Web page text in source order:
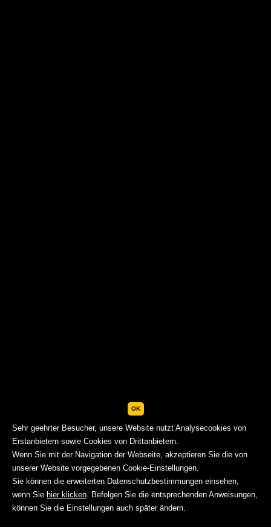
BUCHEN
OK
Sehr geehrter Besucher, unsere Website nutzt Analysecookies von
Erstanbietern sowie Cookies von Drittanbietern.
Wenn Sie mit der Navigation der Webseite, akzeptieren Sie die von
unserer Website vorgegebenen Cookie-Einstellungen.
Sie können die erweiterten Datenschutzbestimmungen einsehen,
wenn Sie hier klicken. Befolgen Sie die entsprechenden Anweisungen,
können Sie die Einstellungen auch später ändern.